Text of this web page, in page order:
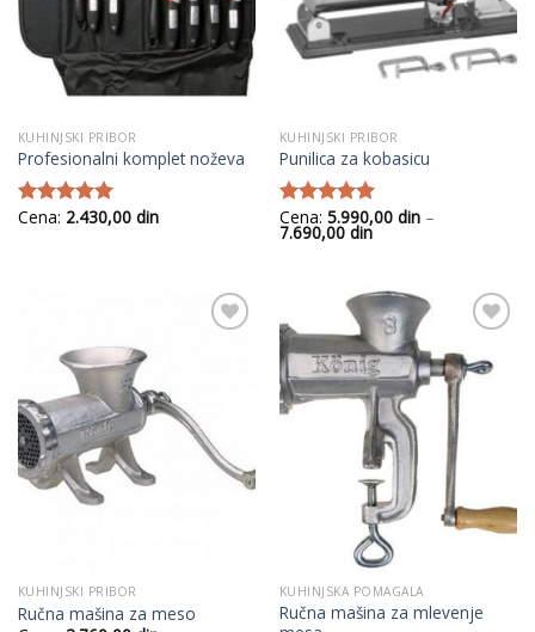
KUHINJSKI PRIBOR
Profesionalni komplet noževa
Ocenjeno
Cena: 2.430,00din
KUHINJSKI PRIBOR
Punilica za kobasicu
Ocenjeno
sa5.00od
Cena: 5.990,00din –
7.690,00dinRaspon
din
do
7.690,00
din
KUHINJSKI PRIBOR
Ručna mašina za meso
Add to
Wishlist
KUHINJSKA POMAGALA
Ručna mašina za mlevenje